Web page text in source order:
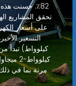
82٪. حسنت
على أسعار
مرنة بما في